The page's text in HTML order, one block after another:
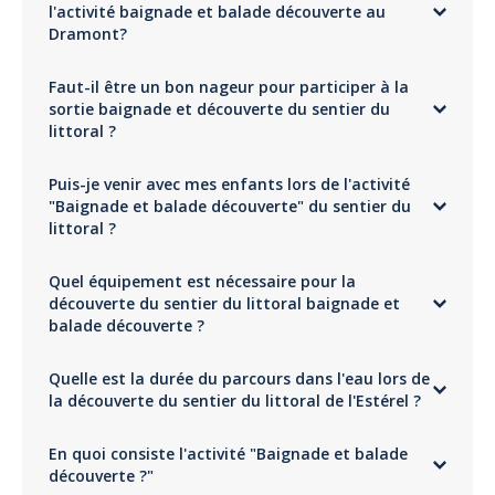
Adresse
Rand'eau adventure
Boulevard du Sémaphore
Effacer le fitre
isabelle
Rand eau
Commenté le 21/08/2019
pas assez loin des sentiers battus avec un nombre important de
participants
l'activité baignade et balade découverte au
Dramont?
"frites" pour une meilleure flottaison pour les enfants.
Faut-il être un bon nageur pour participer à la
sortie baignade et découverte du sentier du
littoral ?
découverte du Dramont.
Puis-je venir avec mes enfants lors de l'activité
"Baignade et balade découverte" du sentier du
littoral ?
à partir de 6 ans
Quel équipement est nécessaire pour la
découverte du sentier du littoral baignade et
balade découverte ?
baskets pouvant aller dans l'eau, une serviette et crème solaire.
Quelle est la durée du parcours dans l'eau lors de
la découverte du sentier du littoral de l'Estérel ?
vous êtes au coeur des calanques de l'Estérel et ses roches rouges..
profitez en !
En quoi consiste l'activité "Baignade et balade
découverte ?"